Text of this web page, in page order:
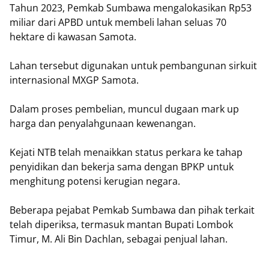
Tahun 2023, Pemkab Sumbawa mengalokasikan Rp53
miliar dari APBD untuk membeli lahan seluas 70
hektare di kawasan Samota.
Lahan tersebut digunakan untuk pembangunan sirkuit
internasional MXGP Samota.
Dalam proses pembelian, muncul dugaan mark up
harga dan penyalahgunaan kewenangan.
Kejati NTB telah menaikkan status perkara ke tahap
penyidikan dan bekerja sama dengan BPKP untuk
menghitung potensi kerugian negara.
Beberapa pejabat Pemkab Sumbawa dan pihak terkait
telah diperiksa, termasuk mantan Bupati Lombok
Timur, M. Ali Bin Dachlan, sebagai penjual lahan.